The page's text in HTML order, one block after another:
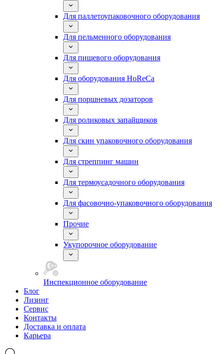
Для паллетоупаковочного оборудования
Для пельменного оборудования
Для пищевого оборудования
Для оборудования HoReCa
Для поршневых дозаторов
Для роликовых запайщиков
Для скин упаковочного оборудования
Для стреппинг машин
Для термоусадочного оборудования
Для фасовочно-упаковочного оборудования
Прочие
Укупорочное оборудование
Инспекционное оборудование
Блог
Лизинг
Сервис
Контакты
Доставка и оплата
Карьера